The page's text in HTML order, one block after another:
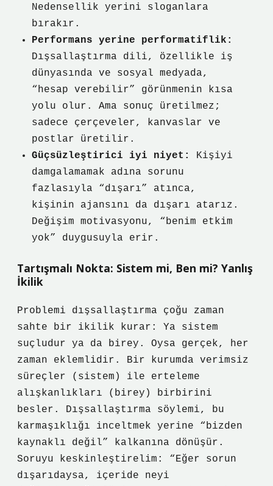
Nedensellik yerini sloganlara
bırakır.
Performans yerine performatiflik:
Dışsallaştırma dili, özellikle iş
dünyasında ve sosyal medyada,
“hesap verebilir” görünmenin kısa
yolu olur. Ama sonuç üretilmez;
sadece çerçeveler, kanvaslar ve
postlar üretilir.
Güçsüzleştirici iyi niyet:
Kişiyi
damgalamamak adına sorunu
fazlasıyla “dışarı” atınca,
kişinin ajansını da dışarı atarız.
Değişim motivasyonu, “benim etkim
yok” duygusuyla erir.
Tartışmalı Nokta: Sistem mi, Ben mi? Yanlış
İkilik
Problemi dışsallaştırma çoğu zaman
sahte bir ikilik kurar: Ya sistem
suçludur ya da birey. Oysa gerçek, her
zaman eklemlidir. Bir kurumda verimsiz
süreçler (sistem) ile erteleme
alışkanlıkları (birey) birbirini
besler. Dışsallaştırma söylemi, bu
karmaşıklığı inceltmek yerine “bizden
kaynaklı değil” kalkanına dönüşür.
Soruyu keskinleştirelim: “Eğer sorun
dışarıdaysa, içeride neyi